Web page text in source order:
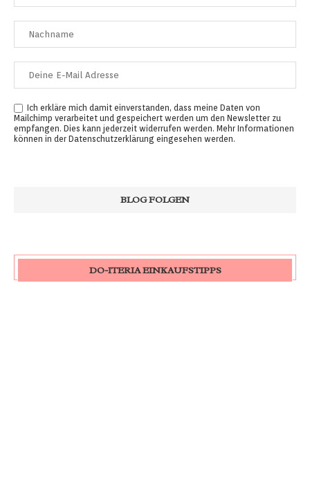
Ich erkläre mich damit einverstanden, dass meine Daten von
Mailchimp verarbeitet und gespeichert werden um den Newsletter zu
empfangen. Dies kann jederzeit widerrufen werden. Mehr Informationen
können in der Datenschutzerklärung eingesehen werden.
DO-ITERIA EINKAUFSTIPPS